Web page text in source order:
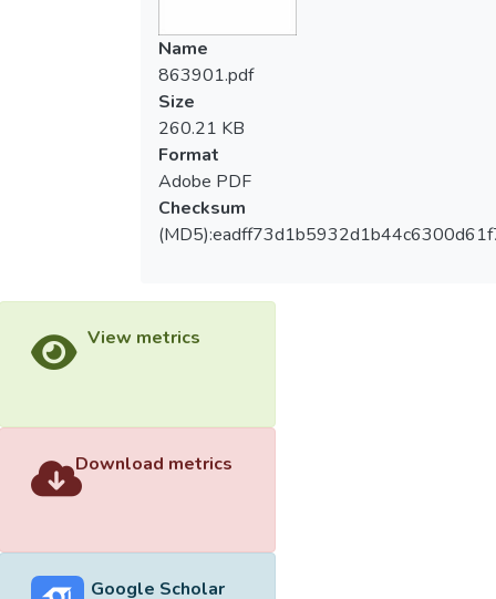
Name
863901.pdf
Size
260.21 KB
Format
Adobe PDF
Checksum
View metrics
Download metrics
Google Scholar